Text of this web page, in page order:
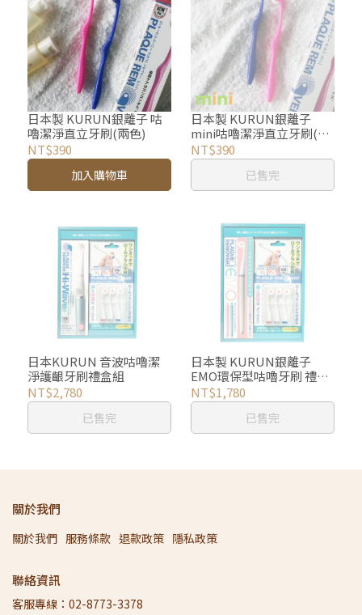
日本製 KURUN銀離子 咕
嚕潔淨直立牙刷(兩色)
NT$390
加入購物車
日本製 KURUN銀離子
mini咕嚕潔淨直立牙刷(兩
色)
NT$390
已售完
日本KURUN 音波咕嚕潔
淨護齦牙刷禮盒組
NT$2,780
已售完
日本製 KURUN銀離子
EMO環保型咕嚕牙刷 禮盒
組
NT$1,780
已售完
關於我們
關於我們 服務條款 退款政策 隱私政策
聯絡資訊
客服專線：02-8773-3378